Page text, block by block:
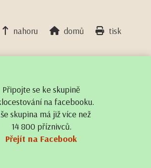
nahoru domů tisk
Připojte se ke skupině
na facebooku.
skupina má již více než
14 800 příznivců.
Přejít na Facebook